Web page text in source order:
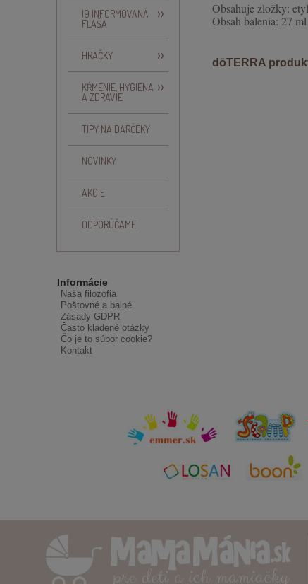
I9 INFORMOVANÁ
FĽAŠA
HRAČKY
KŔMENIE, HYGIENA
A ZDRAVIE
TIPY NA DARČEKY
NOVINKY
AKCIE
ODPORÚČAME
Informácie
Naša filozofia
Poštovné a balné
Zásady GDPR
Často kladené otázky
Čo je to súbor cookie?
Kontakt
Obsahuje zložky:
Obsah balenia: 27 ml
dōTERRA